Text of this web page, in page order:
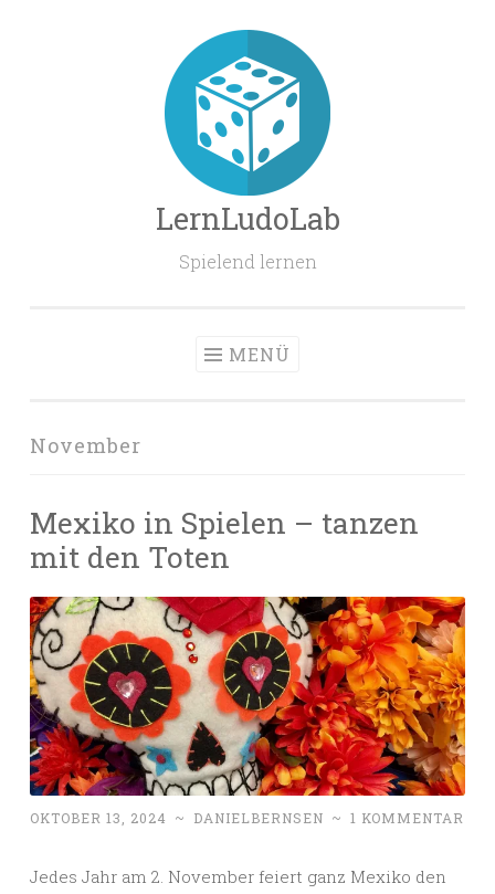
LernLudoLab
Spielend lernen
MENÜ
November
Mexiko in Spielen – tanzen
mit den Toten
OKTOBER 13, 2024 ~ DANIELBERNSEN ~ 1 KOMMENTAR
Jedes Jahr am 2. November feiert ganz Mexiko den